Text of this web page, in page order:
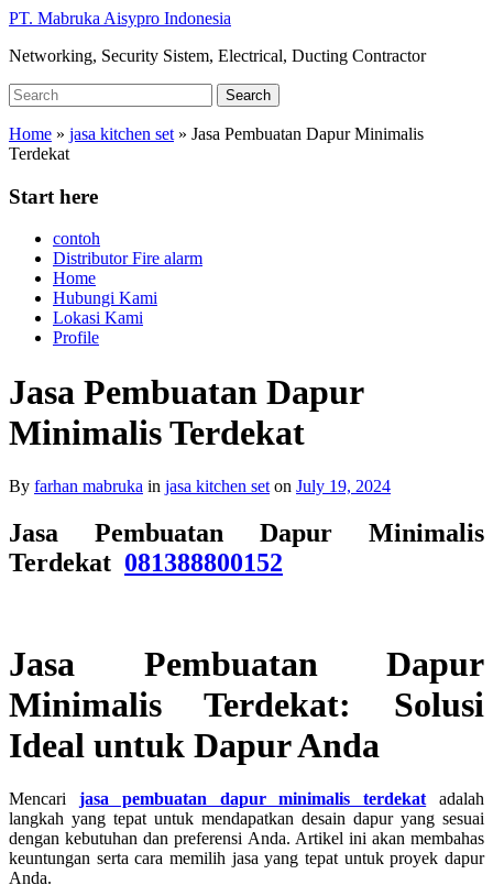
Skip
main
PT. Mabruka Aisypro Indonesia
Networking, Security Sistem, Electrical, Ducting Contractor
Search
for:
Search
Home » jasa kitchen set » Jasa Pembuatan Dapur Minimalis
Terdekat
Start here
contoh
Distributor Fire alarm
Home
Hubungi Kami
Lokasi Kami
Profile
Jasa Pembuatan Dapur
Minimalis Terdekat
By farhan mabruka in jasa kitchen set on July 19, 2024
Jasa Pembuatan Dapur Minimalis
Terdekat 081388800152
Jasa Pembuatan Dapur
Minimalis Terdekat: Solusi
Ideal untuk Dapur Anda
Mencari jasa pembuatan dapur minimalis terdekat adalah
langkah yang tepat untuk mendapatkan desain dapur yang sesuai
dengan kebutuhan dan preferensi Anda. Artikel ini akan membahas
keuntungan serta cara memilih jasa yang tepat untuk proyek dapur
Anda.